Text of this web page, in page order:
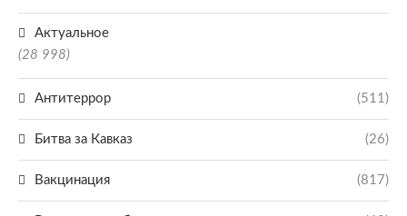
Актуальное
(28 998)
Антитеррор (511)
Битва за Кавказ (26)
Вакцинация (817)